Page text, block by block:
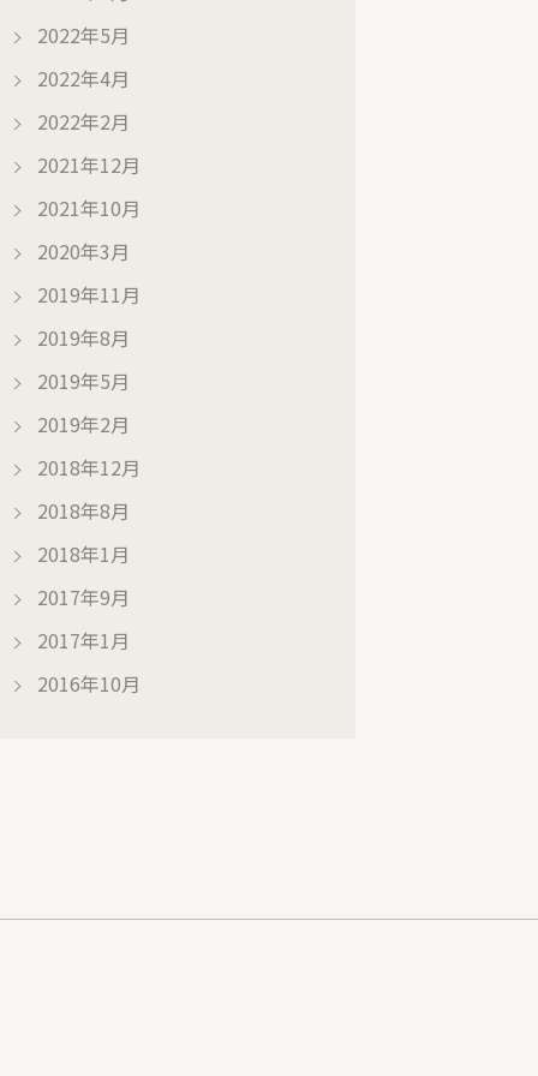
2022年5月
2022年4月
2022年2月
2021年12月
2021年10月
2020年3月
2019年11月
2019年8月
2019年5月
2019年2月
2018年12月
2018年8月
2018年1月
2017年9月
2017年1月
2016年10月